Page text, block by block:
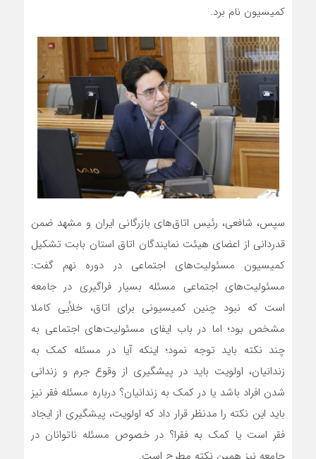
کمیسیون نام برد.
سپس، شافعی، رئیس اتاق‌های بازرگانی ایران و مشهد ضمن
قدردانی از اعضای هیئت نمایندگان اتاق استان بابت تشکیل
کمیسیون مسئولیت‌های اجتماعی در دوره نهم گفت:
مسئولیت‌های اجتماعی مسئله بسیار فراگیری در جامعه
است که نبود چنین کمیسیونی برای اتاق، خلأیی کاملا
مشخص بود؛ اما در باب ایفای مسئولیت‌های اجتماعی به
چند نکته باید توجه نمود؛ اینکه آیا در مسئله کمک به
زندانیان، اولویت باید در پیشگیری از وقوع جرم و زندانی
شدن افراد باشد یا در کمک به زندانیان؟ درباره مسئله فقر نیز
باید این نکته را مدنظر قرار داد که اولویت، پیشگیری از ایجاد
فقر است یا کمک به فقرا؟ در خصوص مسئله ناتوانان در